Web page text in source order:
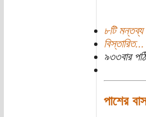
৮টি মন্তব্য
বিস্তারিত...
৯৩৩বার
পাশের